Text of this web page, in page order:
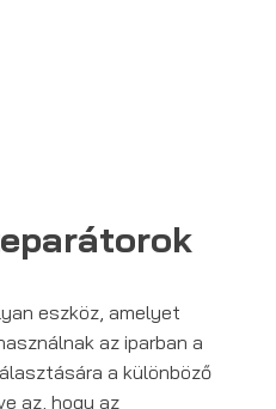
eszköz, amelyet
az iparban a
a különböző
az, hogy az